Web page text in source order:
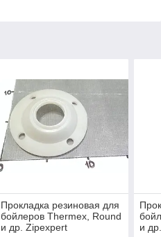
Прокладка резиновая для
бойлеров Thermex, Round
и др. Zipexpert
и